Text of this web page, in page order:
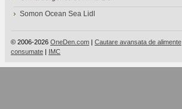
Somon Ocean Sea Lidl
© 2006-2026 OneDen.com | Cautare avansata de alimente
consumate | IMC